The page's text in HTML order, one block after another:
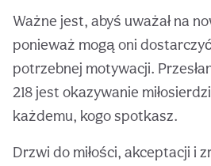
Ważne jest, abyś uważał na
ponieważ mogą oni
potrzebnej motywacji.
218 jest okazywanie
każdemu, kogo spotkasz.
Drzwi do miłości, akceptacji i